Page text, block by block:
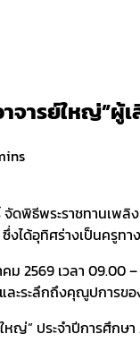
จารย์ใหญ่”ผู้
พิธีพระราชทานเพ
ได้อุทิศร่างเป็นครู
2569 เวลา 09.00
ะระลึกถึงคุณูปการข
ญ่” ประจำปีการศึกษา